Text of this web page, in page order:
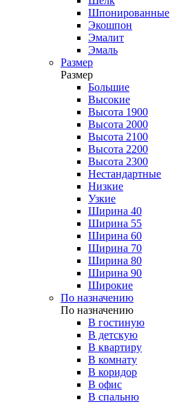
Шпонированные
Экошпон
Эмалит
Эмаль
Размер
Размер
Большие
Высокие
Высота 1900
Высота 2000
Высота 2100
Высота 2200
Высота 2300
Нестандартные
Низкие
Узкие
Ширина 40
Ширина 55
Ширина 60
Ширина 70
Ширина 80
Ширина 90
Широкие
По назначению
По назначению
В гостиную
В детскую
В квартиру
В комнату
В коридор
В офис
В спальню